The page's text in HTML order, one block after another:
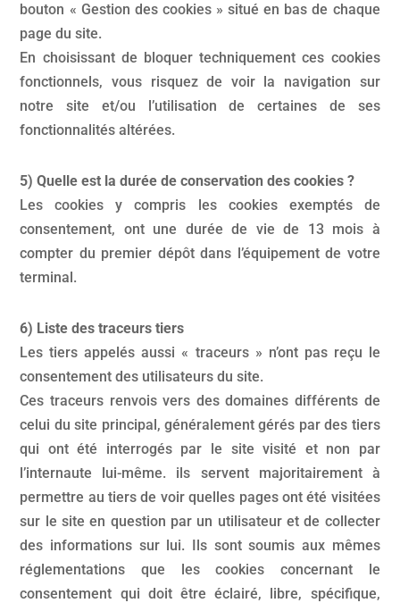
bouton « Gestion des cookies » situé en bas de chaque
page du site.
En choisissant de bloquer techniquement ces cookies
fonctionnels, vous risquez de voir la navigation sur
notre site et/ou l’utilisation de certaines de ses
fonctionnalités altérées.
5) Quelle est la durée de conservation des cookies ?
Les cookies y compris les cookies exemptés de
consentement, ont une durée de vie de 13 mois à
compter du premier dépôt dans l’équipement de votre
terminal.
6) Liste des traceurs tiers
Les tiers appelés aussi « traceurs » n’ont pas reçu le
consentement des utilisateurs du site.
Ces traceurs renvois vers des domaines différents de
celui du site principal, généralement gérés par des tiers
qui ont été interrogés par le site visité et non par
l’internaute lui-même. ils servent majoritairement à
permettre au tiers de voir quelles pages ont été visitées
sur le site en question par un utilisateur et de collecter
des informations sur lui. Ils sont soumis aux mêmes
réglementations que les cookies concernant le
consentement qui doit être éclairé, libre, spécifique,